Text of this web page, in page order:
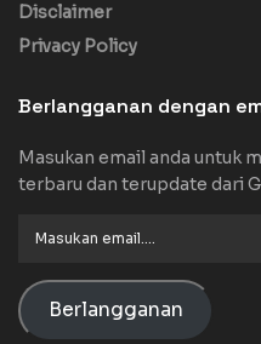
Disclaimer
Privacy Policy
Berlangganan dengan
Masukan email anda untuk
terbaru dan terupdate dari
Berlangganan